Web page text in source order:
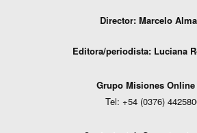
Director: Marcelo
Editora/periodista: Luciana
Grupo Misiones Online
Tel: +54 (0376)